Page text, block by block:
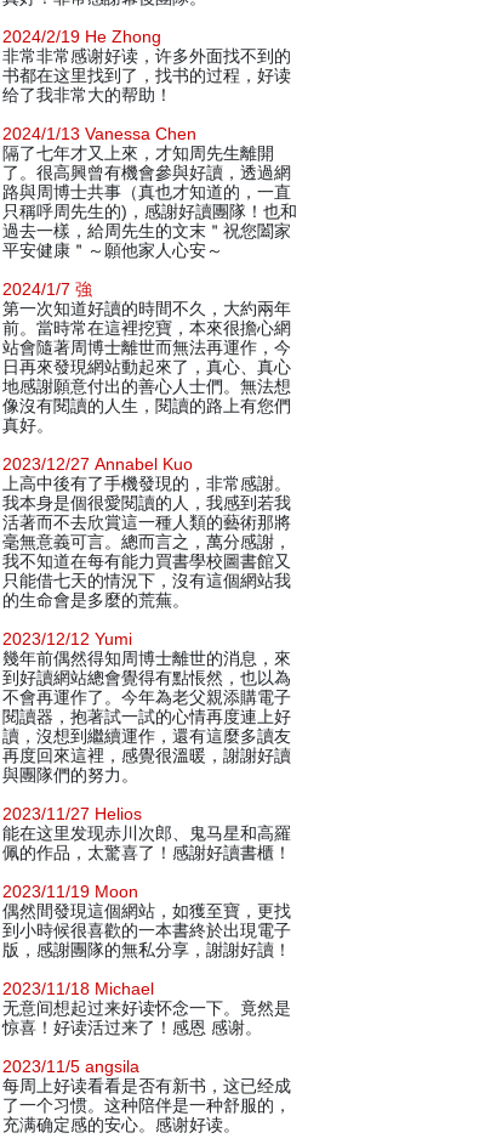
2024/2/19 He Zhong
非常非常感谢好读，许多外面找不到的
书都在这里找到了，找书的过程，好读
给了我非常大的帮助！
2024/1/13 Vanessa Chen
隔了七年才又上來，才知周先生離開
了。很高興曾有機會參與好讀，透過網
路與周博士共事（真也才知道的，一直
只稱呼周先生的)，感謝好讀團隊！也和
過去一樣，給周先生的文末＂祝您闔家
平安健康＂～願他家人心安～
2024/1/7 強
第一次知道好讀的時間不久，大約兩年
前。當時常在這裡挖寶，本來很擔心網
站會隨著周博士離世而無法再運作，今
日再來發現網站動起來了，真心、真心
地感謝願意付出的善心人士們。無法想
像沒有閱讀的人生，閱讀的路上有您們
真好。
2023/12/27 Annabel Kuo
上高中後有了手機發現的，非常感謝。
我本身是個很愛閱讀的人，我感到若我
活著而不去欣賞這一種人類的藝術那將
毫無意義可言。總而言之，萬分感謝，
我不知道在每有能力買書學校圖書館又
只能借七天的情況下，沒有這個網站我
的生命會是多麼的荒蕪。
2023/12/12 Yumi
幾年前偶然得知周博士離世的消息，來
到好讀網站總會覺得有點悵然，也以為
不會再運作了。今年為老父親添購電子
閱讀器，抱著試一試的心情再度連上好
讀，沒想到繼續運作，還有這麼多讀友
再度回來這裡，感覺很溫暖，謝謝好讀
與團隊們的努力。
2023/11/27 Helios
能在这里发现赤川次郎、鬼马星和高羅
佩的作品，太驚喜了！感謝好讀書櫃！
2023/11/19 Moon
偶然間發現這個網站，如獲至寶，更找
到小時候很喜歡的一本書終於出現電子
版，感謝團隊的無私分享，謝謝好讀！
2023/11/18 Michael
无意间想起过来好读怀念一下。竟然是
惊喜！好读活过来了！感恩 感谢。
2023/11/5 angsila
每周上好读看看是否有新书，这已经成
了一个习惯。这种陪伴是一种舒服的，
充满确定感的安心。感谢好读。